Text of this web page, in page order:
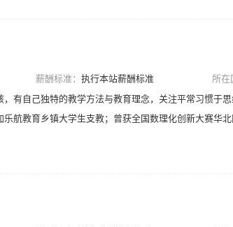
薪酬标准： 执行本站薪酬标准 所在
有自己独特的教学方法与教育理念，关注平常习惯于思
乐航教育乡镇大学生支教；曾获全国数理化创新大赛华